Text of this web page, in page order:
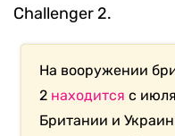
Challenger 2.
На вооружении
2 находится с
Британии и